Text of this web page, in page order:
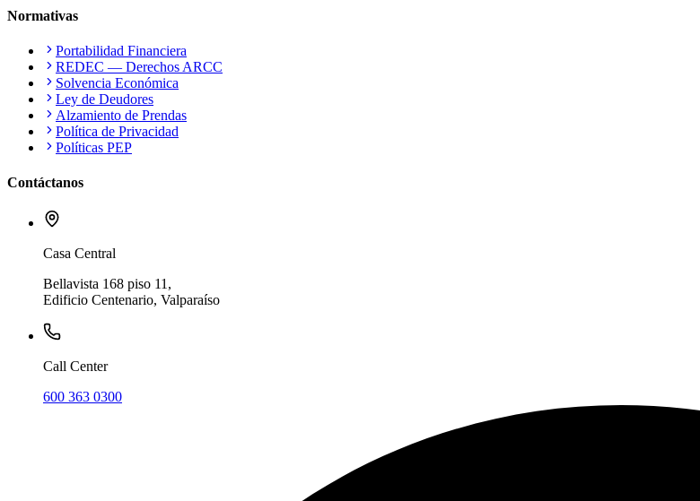
Normativas
Portabilidad Financiera
REDEC — Derechos ARCC
Solvencia Económica
Ley de Deudores
Alzamiento de Prendas
Política de Privacidad
Políticas PEP
Contáctanos
Casa Central
Bellavista 168 piso 11,
Edificio Centenario, Valparaíso
Call Center
600 363 0300